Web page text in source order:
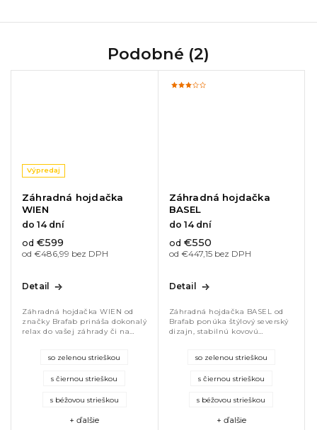
Podobné (2)
Výpredaj
Záhradná hojdačka
WIEN
do 14 dní
od €486,99 bez DPH
od €599
Detail
Záhradná hojdačka WIEN od
značky Brafab prináša dokonalý
relax do vašej záhrady či na
úpravou odolnou voči počasiu
so zelenou strieškou
s čiernou strieškou
s béžovou strieškou
+ ďalšie
Záhradná hojdačka
BASEL
do 14 dní
od €447,15 bez DPH
od €550
Detail
Záhradná hojdačka BASEL od
Brafab ponúka štýlový severský
dizajn, stabilnú kovovú
sedenie pre 2–3 osoby dopĺňa
so zelenou strieškou
s čiernou strieškou
s béžovou strieškou
+ ďalšie